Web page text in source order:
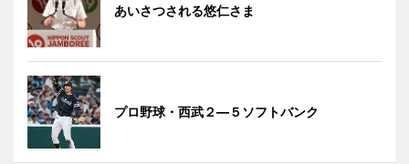
あいさつされる悠仁さま
プロ野球・西武２―５ソフトバンク